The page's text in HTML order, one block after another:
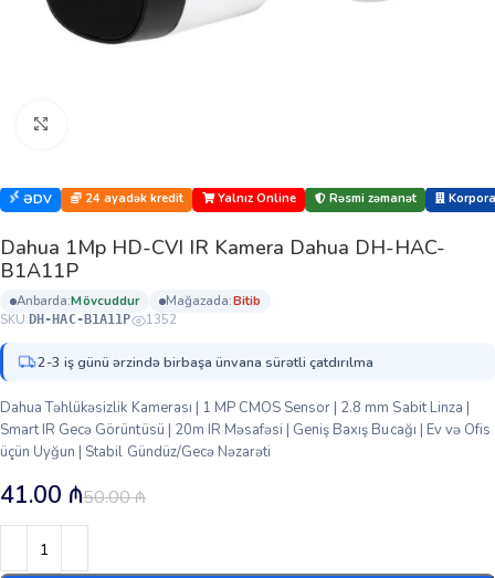
ƏDV 24 ayadək kredit Yalnız Online Rəsmi zəmanət
Dahua 1Mp HD-CVI IR Kamera Dahua DH-HAC-
B1A11P
anbarda: mövcuddur mağazada:
bi̇ti̇b
SKU: DH-HAC-B1A11P 1352
2-3 iş günü ərzində birbaşa ünvana sürətli çatdırılma
Dahua Təhlükəsizlik Kamerası | 1 MP CMOS Sensor | 2.8 mm Sabit Linza |
Smart IR Gecə Görüntüsü | 20m IR Məsafəsi | Geniş Baxış Bucağı | Ev və Ofis
üçün Uyğun | Stabil Gündüz/Gecə Nəzarəti
50.00₼
41.00 ₼